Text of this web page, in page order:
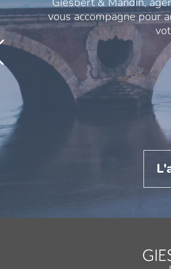
vous accompagne pour